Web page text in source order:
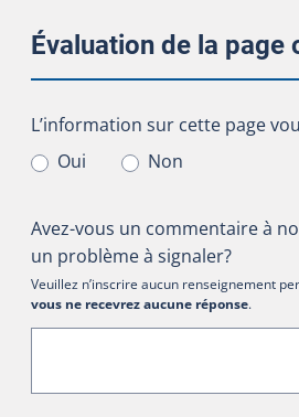
Évaluation de la page
L’information sur cette page
L’information sur cette page
Oui
Non
Avez-vous un commentaire à
un problème à signaler?
Veuillez n’inscrire aucun renseignement
vous ne recevrez aucune réponse.